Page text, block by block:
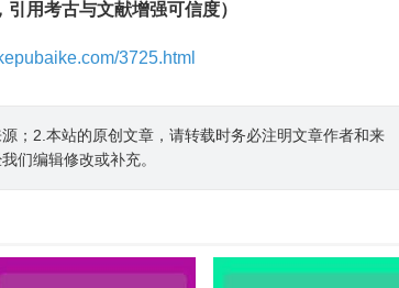
用考古与文献增强可信度）
3725.html
；2.本站的原创文章，请转载时务必注明文章作者和来
们编辑修改或补充。